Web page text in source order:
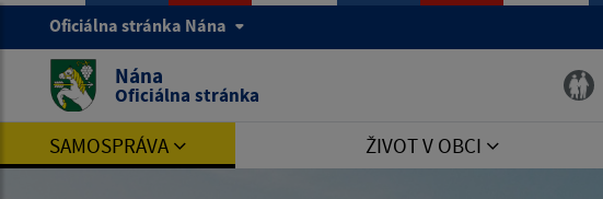
Oficiálna stránka Nána
Nána
Oficiálna stránka
SAMOSPRÁVA ŽIVOT V OBCI